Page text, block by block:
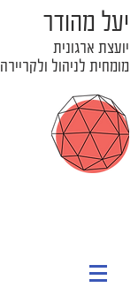
יעל מהודר
יועצת ארגונית
מומחית לניהול ולקריירה